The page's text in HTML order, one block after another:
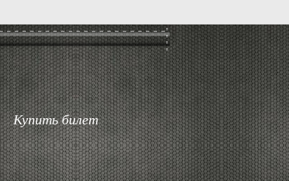
Купить билет